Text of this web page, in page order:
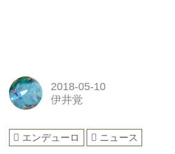
2018-05-10
伊井覚
エンデューロ ニュース